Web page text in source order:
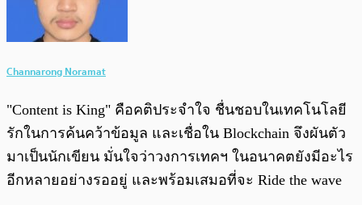
Channarong Noramat
"Content is King" คือคติประจำใจ ชื่นชอบในเทคโนโลยี
รักในการค้นคว้าข้อมูล และเชื่อใน Blockchain จึงผันตัว
มาเป็นนักเขียน มั่นใจว่าวงการเทคฯ ในอนาคตยังมีอะไร
อีกหลายอย่างรออยู่ และพร้อมเสมอที่จะ Ride the wave